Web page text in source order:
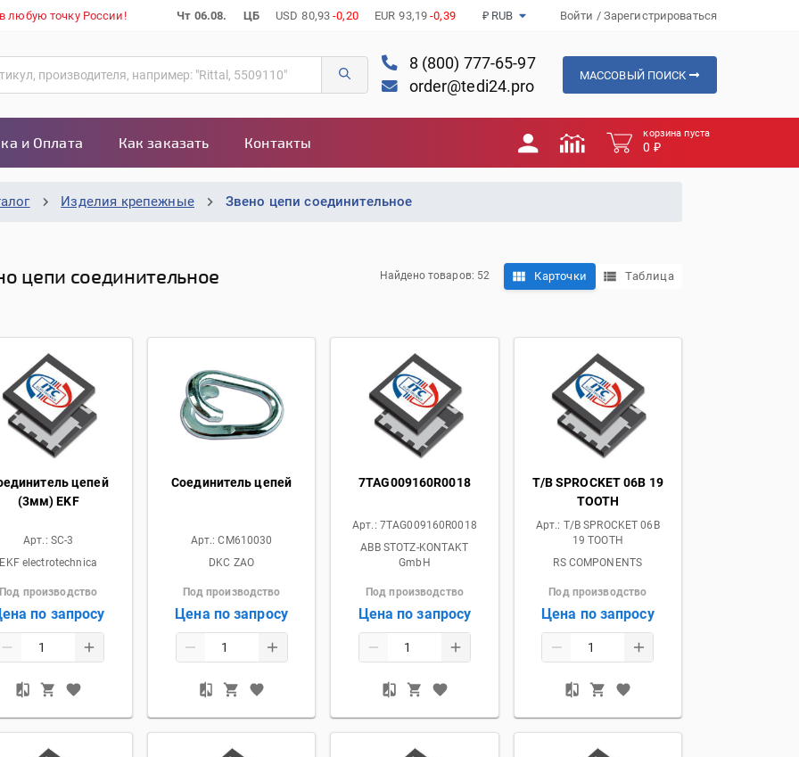
любую точку России! Чт 06.08. ЦБ USD 80,93 -0,20 EUR 93,19 -0,39 ₽ RUB Войти / Зарегистрироваться
8 (800) 777-65-97
order@tedi24.pro
МАССОВЫЙ ПОИСК
и Оплата Как заказать Контакты
корзина пуста
0 ₽
Изделия крепежные Звено цепи соединительное
цепи соединительное Найдено товаров: 52 Карточки Таблица
цепей
(3мм) EKF
Арт.: SC-3
EKF electrotechnica
Под производство
по запросу
Соединитель цепей
Арт.:CM610030
DKC ZAO
Под производство
Цена по запросу
7TAG009160R0018
Арт.: 7TAG009160R0018
ABB STOTZ-KONTAKT
GmbH
Под производство
Цена по запросу
T/B SPROCKET 06B 19
TOOTH
Арт.: T/B SPROCKET 06B
19 TOOTH
RS COMPONENTS
Под производство
Цена по запросу